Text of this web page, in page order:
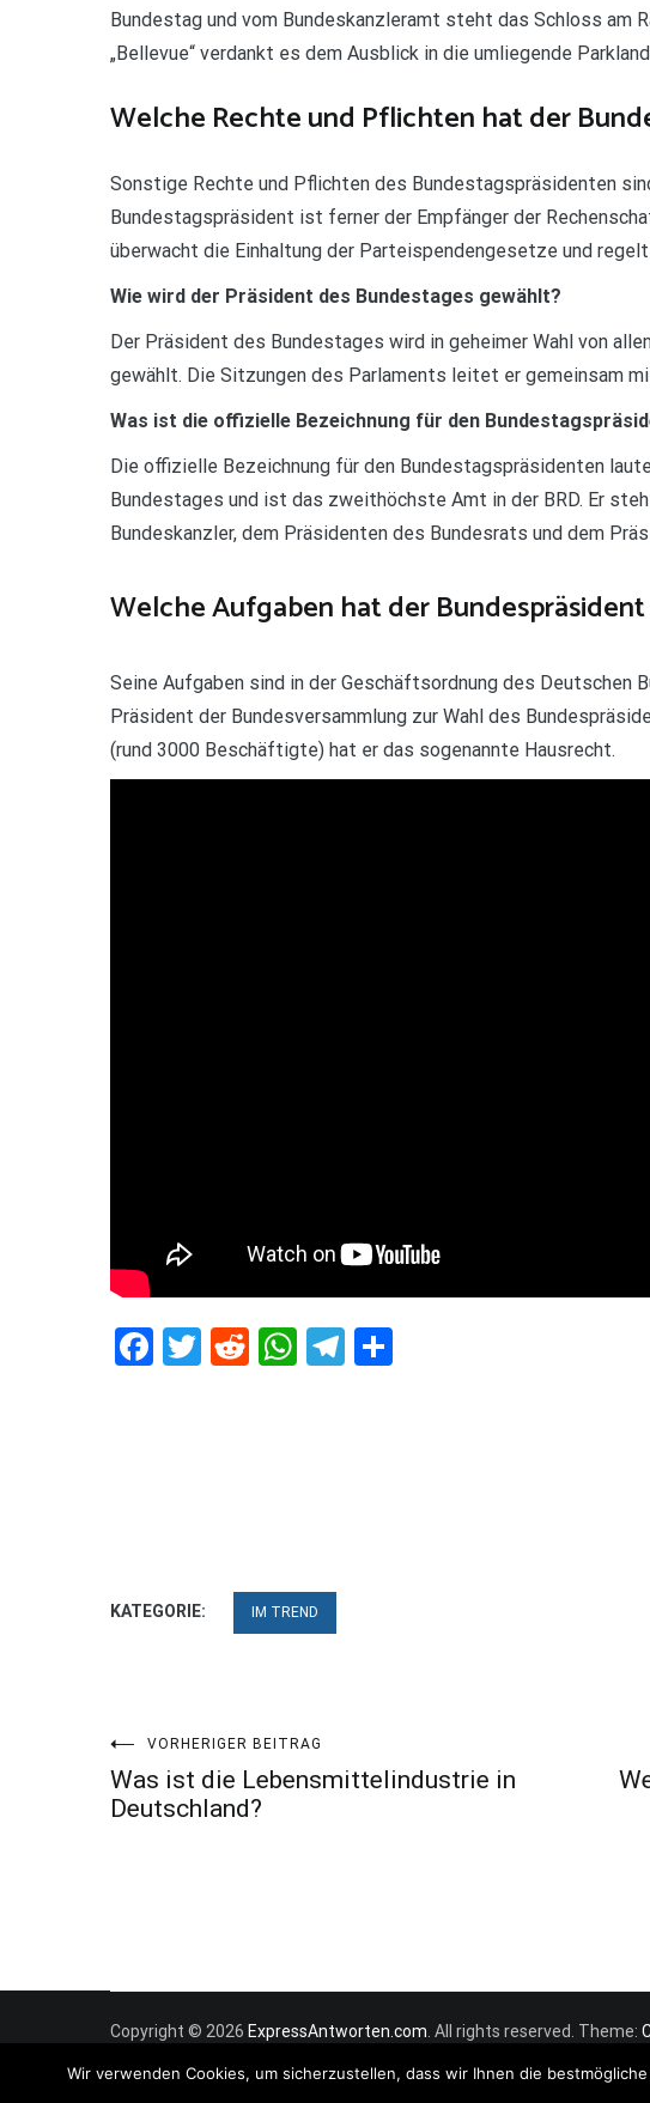
Bundestag und vom Bundeskanzleramt steht das Schloss am
„Bellevue“ verdankt es dem Ausblick in die umliegende
Welche Rechte und Pflichten hat der
Sonstige Rechte und Pflichten des Bundestagspräsidenten
Bundestagspräsident ist ferner der Empfänger der
überwacht die Einhaltung der Parteispendengesetze und
Wie wird der Präsident des Bundestages gewählt?
Der Präsident des Bundestages wird in geheimer Wahl von
gewählt. Die Sitzungen des Parlaments leitet er gemeinsam
Was ist die offizielle Bezeichnung für den
Die offizielle Bezeichnung für den Bundestagspräsidenten
Bundestages und ist das zweithöchste Amt in der BRD. Er
Bundeskanzler, dem Präsidenten des Bundesrats und dem
Welche Aufgaben hat der
Seine Aufgaben sind in der Geschäftsordnung des Deutschen
Präsident der Bundesversammlung zur Wahl des
(rund 3000 Beschäftigte) hat er das sogenannte Hausrecht.
Facebook
Twitter
RedditWhatsApp
Telegram
KATEGORIE: IM TREND
Beitragsnavigation
VORHERIGER BEITRAG
Was ist die Lebensmittelindustrie in
Deutschland?
Copyright © 2026 ExpressAntworten.com. All rights reserved. Theme:
Wir verwenden Cookies, um sicherzustellen, dass wir Ihnen die